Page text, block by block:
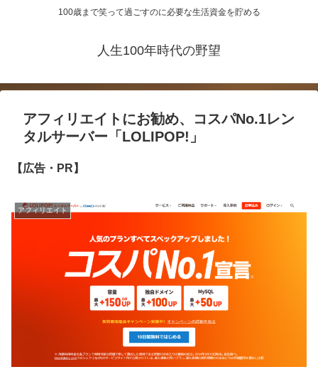
100歳まで笑って過ごすのに必要な生活資金を貯める
人生100年時代の野望
アフィリエイトにお勧め、コスパNo.1レン
タルサーバー「LOLIPOP!」
【広告・PR】
アフィリエイト